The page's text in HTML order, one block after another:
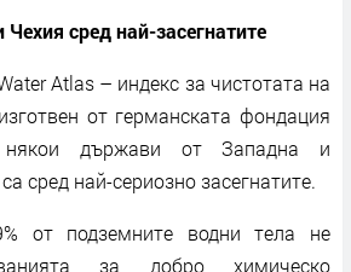
Чехия сред най-засегнатите
Atlas – индекс за чистотата на
от германската фондация
някои държави от Западна и
сред най-сериозно засегнатите.
от подземните водни тела не
за добро химическо